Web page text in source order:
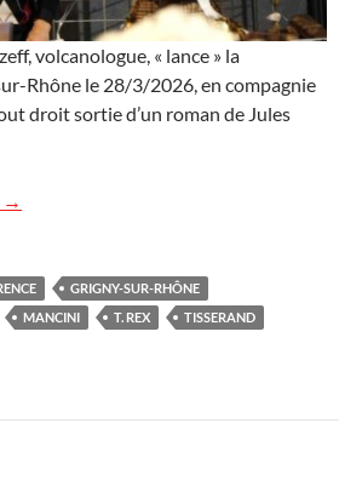
volcanologue, « lance » la
Rhône le 28/3/2026, en compagnie
droit sortie d’un roman de Jules
Images de Grigny-sur-Rhône
→
GRIGNY-SUR-RHÔNE
MANCINI T. REX
TISSERAND